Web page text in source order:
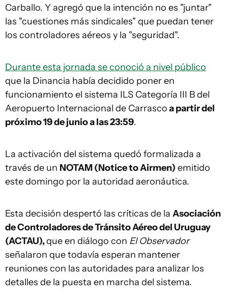
Carballo. Y agregó que la intención no es "juntar"
las "cuestiones más sindicales" que puedan tener
los controladores aéreos y la "seguridad".
Durante esta jornada se conoció a nivel público
que la Dinancia había decidido poner en
funcionamiento el sistema ILS Categoría III B del
Aeropuerto Internacional de Carrascoa partir del
próximo 19 de junio a las 23:59.
La activación del sistema quedó formalizada a
través de un NOTAM (Notice to Airmen) emitido
este domingo por la autoridad aeronáutica.
Esta decisión despertó las críticas de la Asociación
de Controladores de Tránsito Aéreo del Uruguay
(ACTAU),que en diálogo con El Observador
señalaron que todavía esperan mantener
reuniones con las autoridades para analizar los
detalles de la puesta en marcha del sistema.